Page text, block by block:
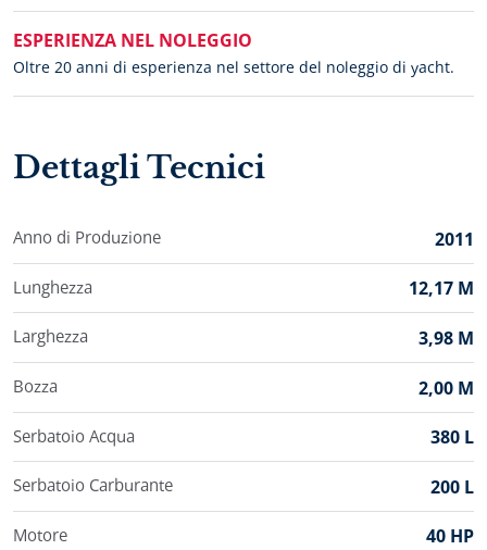
ESPERIENZA NEL NOLEGGIO
Oltre 20 anni di esperienza nel settore del noleggio di yacht.
Dettagli Tecnici
Anno di Produzione 2011
Lunghezza 12,17 M
Larghezza 3,98 M
Bozza 2,00 M
Serbatoio Acqua 380 L
Serbatoio Carburante 200 L
Motore 40 HP